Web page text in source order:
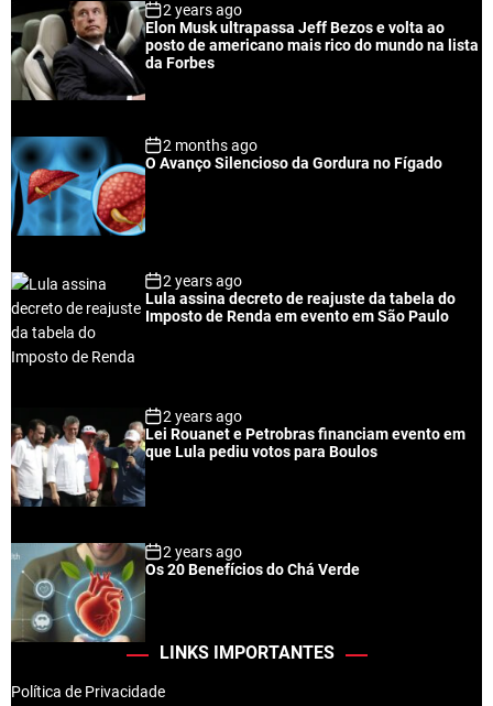
u
a
r
e
n
t
e
e
2 years ago
Elon Musk ultrapassa Jeff Bezos e volta ao
posto de americano mais rico do mundo na lista
da Forbes
2 months ago
O Avanço Silencioso da Gordura no Fígado
2 years ago
Lula assina decreto de reajuste da tabela do
Imposto de Renda em evento em São Paulo
2 years ago
Lei Rouanet e Petrobras financiam evento em
que Lula pediu votos para Boulos
2 years ago
Os 20 Benefícios do Chá Verde
LINKS IMPORTANTES
Política de Privacidade